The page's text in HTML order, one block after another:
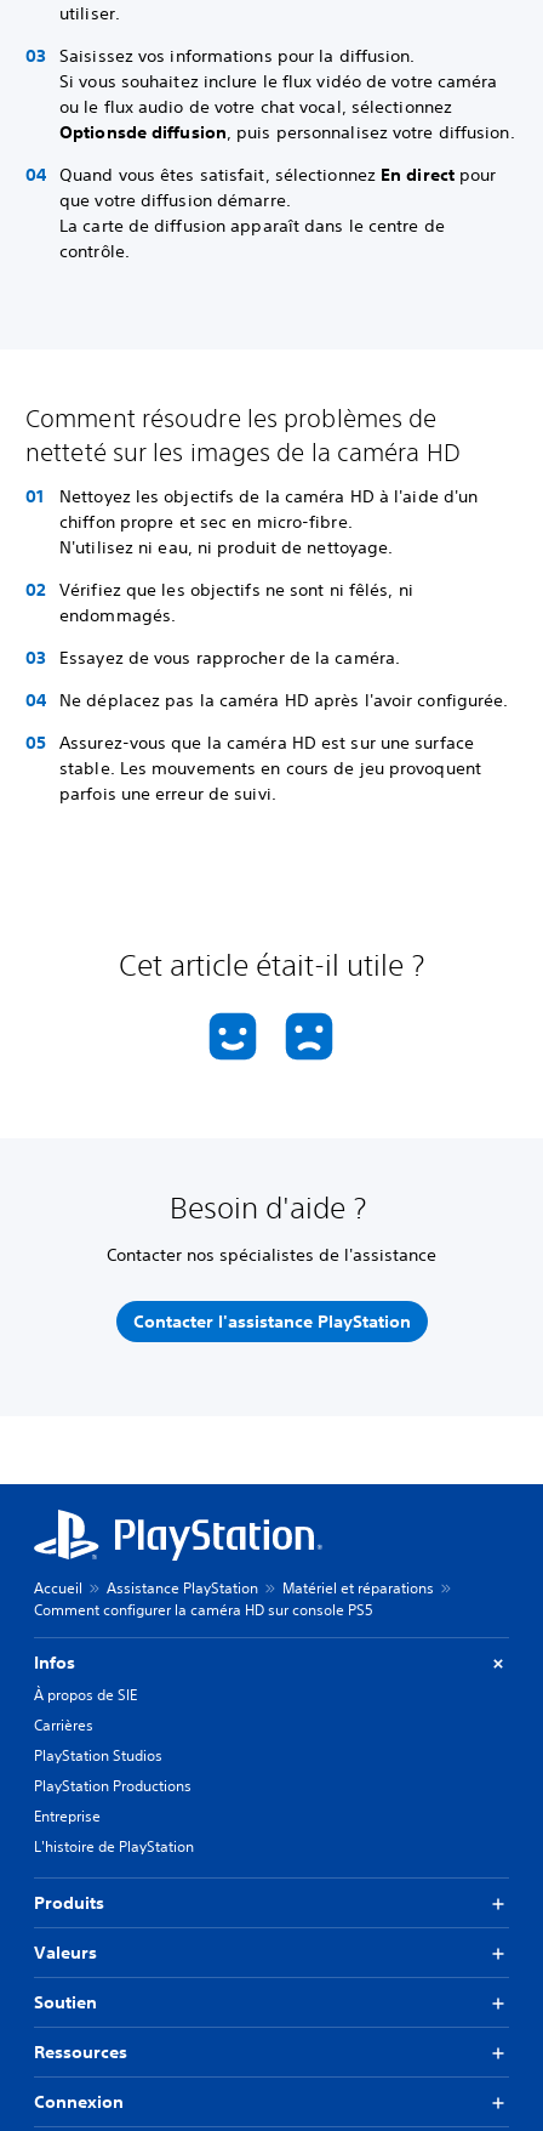
utiliser.
Saisissez vos informations pour la diffusion.
Si vous souhaitez inclure le flux vidéo de votre caméra
ou le flux audio de votre chat vocal, sélectionnez
Optionsde diffusion, puis personnalisez votre diffusion.
Quand vous êtes satisfait, sélectionnezEn directpour
que votre diffusion démarre.
La carte de diffusion apparaît dans le centre de
contrôle.
Comment résoudre les problèmes de
netteté sur les images de la caméra HD
Nettoyez les objectifs de la caméra HD à l'aide d'un
chiffon propre et sec en micro-fibre.
N'utilisez ni eau, ni produit de nettoyage.
Vérifiez que les objectifs ne sont ni fêlés, ni
endommagés.
Essayez de vous rapprocher de la caméra.
Ne déplacez pas la caméra HD après l'avoir configurée.
Assurez-vous que la caméra HD est sur une surface
stable. Les mouvements en cours de jeu provoquent
parfois une erreur de suivi.
Cet article était-il utile ?
Besoin d'aide ?
Contacter nos spécialistes de l'assistance
Contacter l'assistance PlayStation
Accueil Assistance PlayStation
Matériel et réparations
Comment configurer la caméra HD sur console PS5
Infos
À propos de SIE
Carrières
PlayStation Studios
PlayStation Productions
Entreprise
L'histoire de PlayStation
Produits
Valeurs
Soutien
Ressources
Connexion